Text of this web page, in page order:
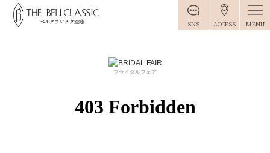
SNS ACCESS MENU
ブライダルフェア